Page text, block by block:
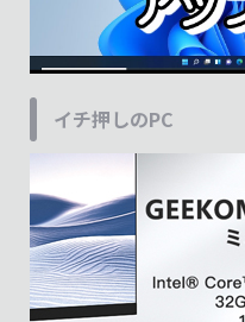
イチ押しのPC